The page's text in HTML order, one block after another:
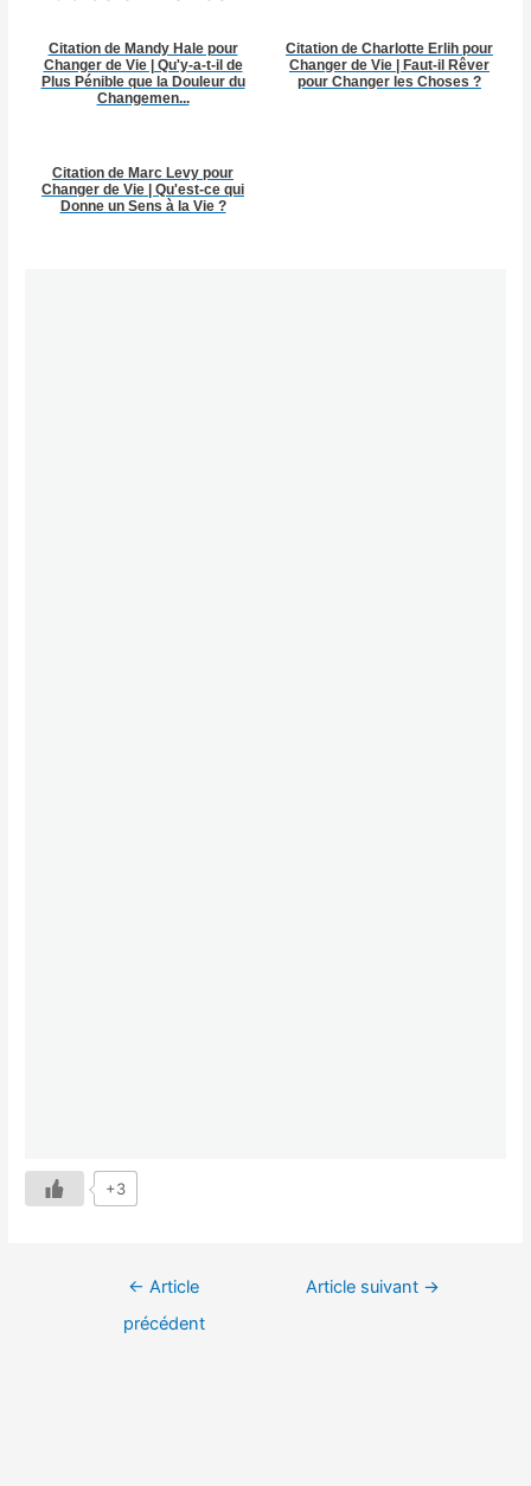
Citation de Mandy Hale pour
Changer de Vie | Qu'y-a-t-il de
Plus Pénible que la Douleur du
Changemen...
Citation de Charlotte Erlih pour
Changer de Vie | Faut-il Rêver
pour Changer les Choses ?
Citation de Marc Levy pour
Changer de Vie | Qu'est-ce qui
Donne un Sens à la Vie ?
+3
← Article
précédent
Article suivant →